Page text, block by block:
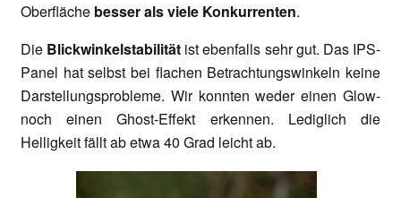
Oberfläche besser als viele Konkurrenten.
Die Blickwinkelstabilität ist ebenfalls sehr gut. Das IPS-
Panel hat selbst bei flachen Betrachtungswinkeln keine
Darstellungsprobleme. Wir konnten weder einen Glow-
noch einen Ghost-Effekt erkennen. Lediglich die
Helligkeit fällt ab etwa 40 Grad leicht ab.